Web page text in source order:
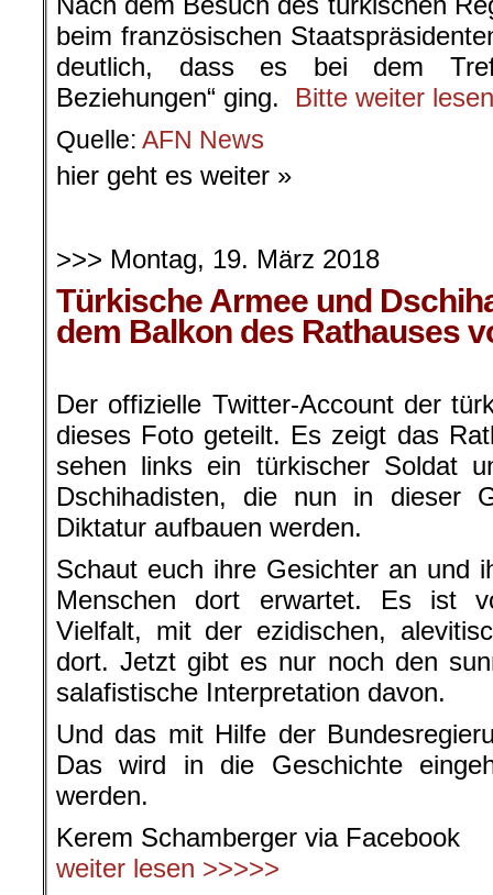
beim französischen
deutlich, dass es bei dem
Beziehungen“ ging. Bitte weiter
Quelle: AFN News
hier geht es weiter »
>>> Montag, 19. März 2018
Türkische Armee und
dem Balkon des Rathauses
Der offizielle Twitter-Account der
dieses Foto geteilt. Es zeigt das
sehen links ein türkischer Soldat
Dschihadisten, die nun in dieser
Diktatur aufbauen werden.
Schaut euch ihre Gesichter an und
Menschen dort erwartet. Es ist
Vielfalt, mit der ezidischen,
dort. Jetzt gibt es nur noch den
salafistische Interpretation davon.
Und das mit Hilfe der
Das wird in die Geschichte
werden.
Kerem Schamberger via Facebook
weiter lesen >>>>>